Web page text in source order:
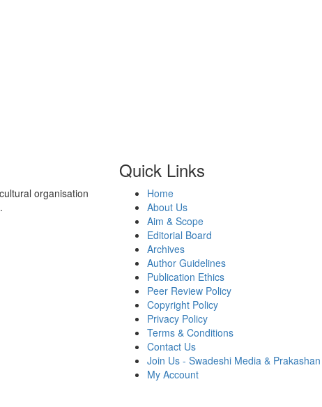
organisation
Quick Links
Home
About Us
Aim & Scope
Editorial Board
Archives
Author Guidelines
Publication Ethics
Peer Review Policy
Copyright Policy
Privacy Policy
Terms & Conditions
Contact Us
Join Us - Swadeshi Media & Prakashan
My Account